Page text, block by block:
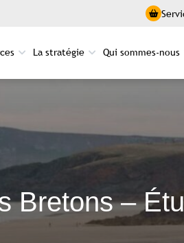
La stratégie Qui sommes-nous
Bretons –